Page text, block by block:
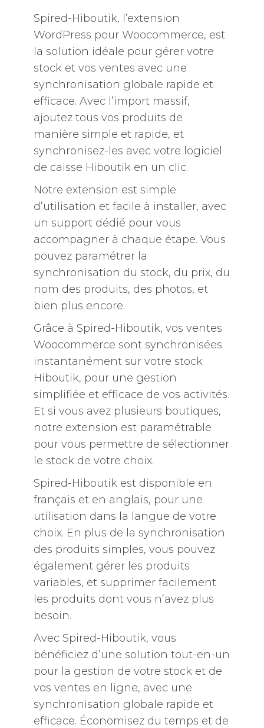
Spired-Hiboutik, l’extension
WordPress pour Woocommerce, est
la solution idéale pour gérer votre
stock et vos ventes avec une
synchronisation globale rapide et
efficace. Avec l’import massif,
ajoutez tous vos produits de
manière simple et rapide, et
synchronisez-les avec votre logiciel
de caisse Hiboutik en un clic.
Notre extension est simple
d’utilisation et facile à installer, avec
un support dédié pour vous
accompagner à chaque étape. Vous
pouvez paramétrer la
synchronisation du stock, du prix, du
nom des produits, des photos, et
bien plus encore.
Grâce à Spired-Hiboutik, vos ventes
Woocommerce sont synchronisées
instantanément sur votre stock
Hiboutik, pour une gestion
simplifiée et efficace de vos activités.
Et si vous avez plusieurs boutiques,
notre extension est paramétrable
pour vous permettre de sélectionner
le stock de votre choix.
Spired-Hiboutik est disponible en
français et en anglais, pour une
utilisation dans la langue de votre
choix. En plus de la synchronisation
des produits simples, vous pouvez
également gérer les produits
variables, et supprimer facilement
les produits dont vous n’avez plus
besoin.
Avec Spired-Hiboutik, vous
bénéficiez d’une solution tout-en-un
pour la gestion de votre stock et de
vos ventes en ligne, avec une
synchronisation globale rapide et
efficace. Économisez du temps et de